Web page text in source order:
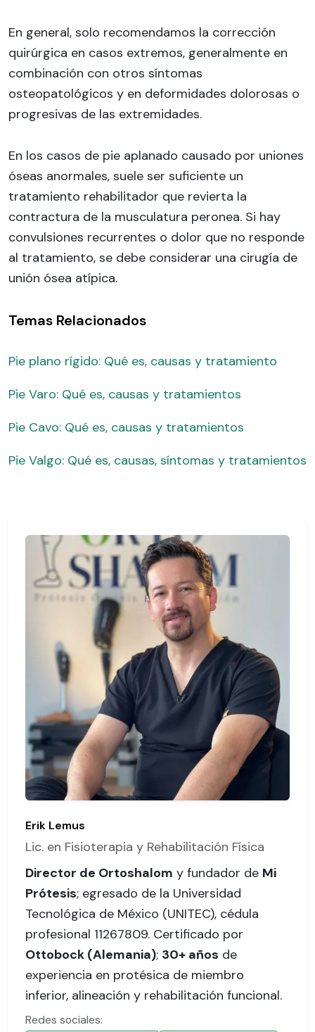
En general, solo recomendamos la corrección
quirúrgica en casos extremos, generalmente en
combinación con otros síntomas
osteopatológicos y en deformidades dolorosas o
progresivas de las extremidades.
En los casos de pie aplanado causado por uniones
óseas anormales, suele ser suficiente un
tratamiento rehabilitador que revierta la
contractura de la musculatura peronea. Si hay
convulsiones recurrentes o dolor que no responde
al tratamiento, se debe considerar una cirugía de
unión ósea atípica.
Temas Relacionados
Pie plano rígido: Qué es, causas y tratamiento
Pie Varo: Qué es, causas y tratamientos
Pie Cavo: Qué es, causas y tratamientos
Pie Valgo: Qué es, causas, síntomas y tratamientos
Erik Lemus
Lic. en Fisioterapia y Rehabilitación Física
Director de Ortoshalom y fundador de Mi
Prótesis; egresado de la Universidad
Tecnológica de México (UNITEC), cédula
profesional 11267809. Certificado por
Ottobock (Alemania); 30+ años de
experiencia en protésica de miembro
inferior, alineación y rehabilitación funcional.
Redes sociales: